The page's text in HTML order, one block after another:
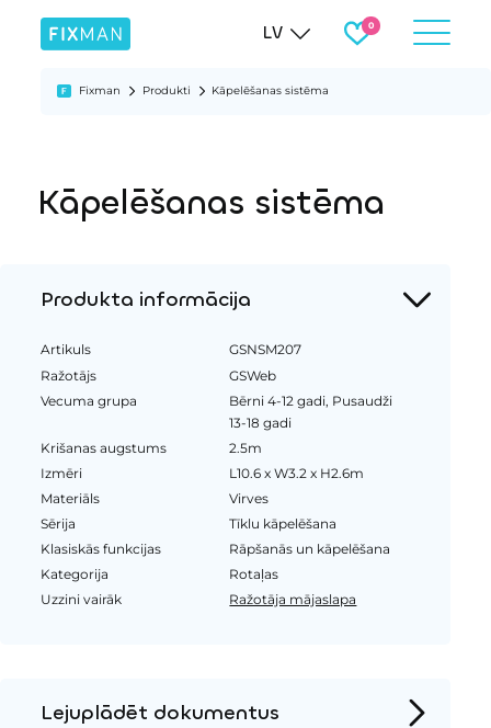
LV
Fixman Produkti Kāpelēšanas sistēma
Kāpelēšanas sistēma
Produkta informācija
Artikuls
GSNSM207
Ražotājs
GSWeb
Vecuma grupa
Bērni 4-12 gadi, Pusaudži
13-18 gadi
Krišanas augstums
2.5m
Izmēri
L10.6 x W3.2 x H2.6m
Materiāls
Virves
Sērija
Tīklu kāpelēšana
Klasiskās funkcijas
Rāpšanās un kāpelēšana
Kategorija
Rotaļas
Uzzini vairāk
Ražotāja mājaslapa
Lejuplādēt dokumentus